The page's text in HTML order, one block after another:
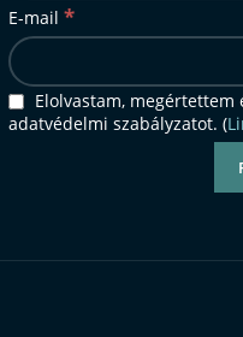
E-mail *
Elolvastam, megértettem
adatvédelmi szabályzatot. (